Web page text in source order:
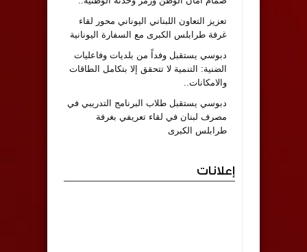
تعزيز التعاون اللبناني اليوناني محور لقاء
غرفة طرابلس الكبرى مع السفارة اليونانية
دبوسي يستقبل وفداً من بلديات وفاعليات
الضنية: التنمية لا تتحقق إلا بتكامل الطاقات
والامكانات..
دبوسي يستقبل طلاب البرنامج التدريبي في
مصرف لبنان في لقاء تعريفي بغرفة
طرابلس الكبرى
إعلانات